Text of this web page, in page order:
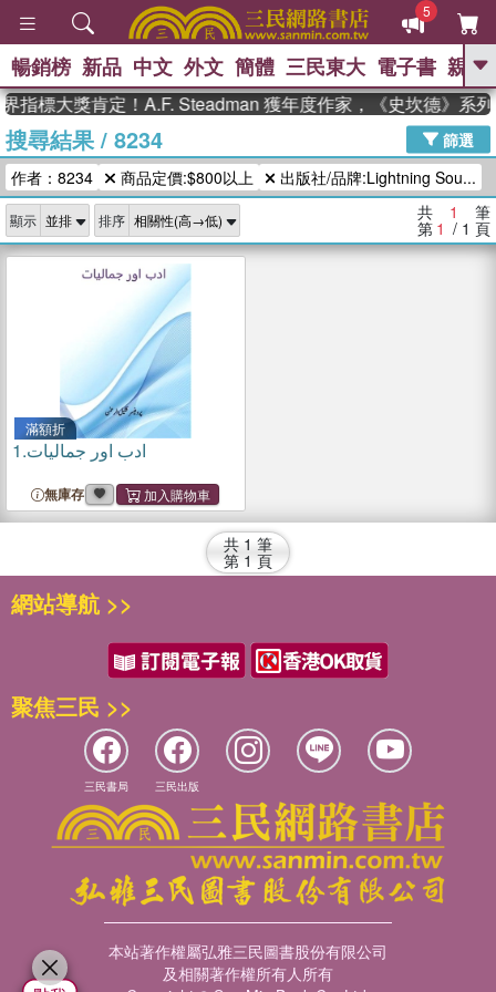
5
GO
高希均教授回憶錄
、 The Odyssey 、 父親節 、 如果歷
史是一群喵 、 暑期推薦 、 國際布克
獎 臺灣漫遊錄 、 方念華 、 台灣的李
登輝時代
數學女孩：黎曼猜想 、
偉大的迷走神經
暢銷榜 新品 中文 外文 簡體 三民東大 電子書 親子
指標大獎肯定！A.F. Steadman 獲年度作家，《史坎德》系列
搜尋結果/ 8234
篩選
作者：8234
商品定價:$800以上 出版社/品牌:Lightning Sou...
顯示 排序 共 1 筆
第 1 / 1 頁
滿額折
1.ادب اور جمالیات
無庫存
共 1 筆
第 1 頁
網站導航 >>
聚焦三民 >>
三民書局 三民出版
本站著作權屬弘雅三民圖書股份有限公司
及相關著作權所有人所有